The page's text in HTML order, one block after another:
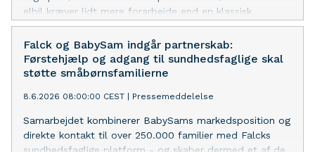
elbil kræver lidt mere forarbejde end en klassisk
benzintur. Falck deler sine bedste råd til, hvordan du
planlægger din tur og finder ladestandere undervejs –
uden bekymringer.
Falck og BabySam indgår partnerskab:
Førstehjælp og adgang til sundhedsfaglige skal
støtte småbørnsfamilierne
8.6.2026 08:00:00 CEST Pressemeddelelse
Samarbejdet kombinerer BabySams markedsposition og
direkte kontakt til over 250.000 familier med Falcks